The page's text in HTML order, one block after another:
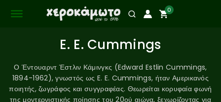
0
E. E. Cummings
Ο Έντουαρντ Έστλιν Κάμινγκς (Edward Estlin Cummings,
1894-1962), γνωστός ως E. E. Cummings, ήταν Αμερικανός
ποιητής, ζωγράφος και συγγραφέας. Θεωρείται κορυφαία φωνή
της μοντερνιστικής ποίησης του 20ού αιώνα, ξεχωρίζοντας για